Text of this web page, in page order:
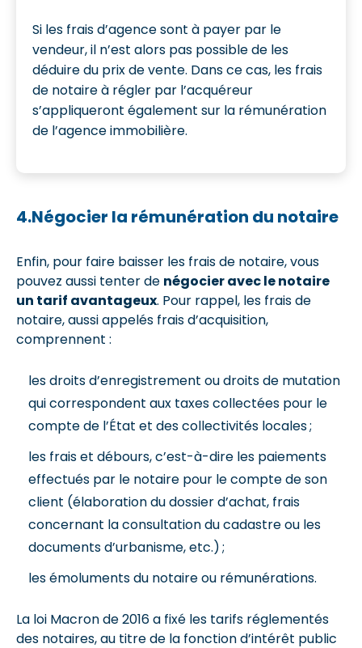
Si les frais d’agence sont à payer par le
vendeur, il n’est alors pas possible de les
déduire du prix de vente. Dans ce cas, les frais
de notaire à régler par l’acquéreur
s’appliqueront également sur la rémunération
de l’agence immobilière.
4.Négocier la rémunération du notaire
Enfin, pour faire baisser les frais de notaire, vous
pouvez aussi tenter de négocier avec le notaire
un tarif avantageux. Pour rappel, les frais de
notaire, aussi appelés frais d’acquisition,
comprennent :
les droits d’enregistrement ou droits de mutation
qui correspondent aux taxes collectées pour le
compte de l’État et des collectivités locales ;
les frais et débours, c’est-à-dire les paiements
effectués par le notaire pour le compte de son
client (élaboration du dossier d’achat, frais
concernant la consultation du cadastre ou les
documents d’urbanisme, etc.) ;
les émoluments du notaire ou rémunérations.
La loi Macron de 2016 a fixé les tarifs réglementés
des notaires, au titre de la fonction d’intérêt public